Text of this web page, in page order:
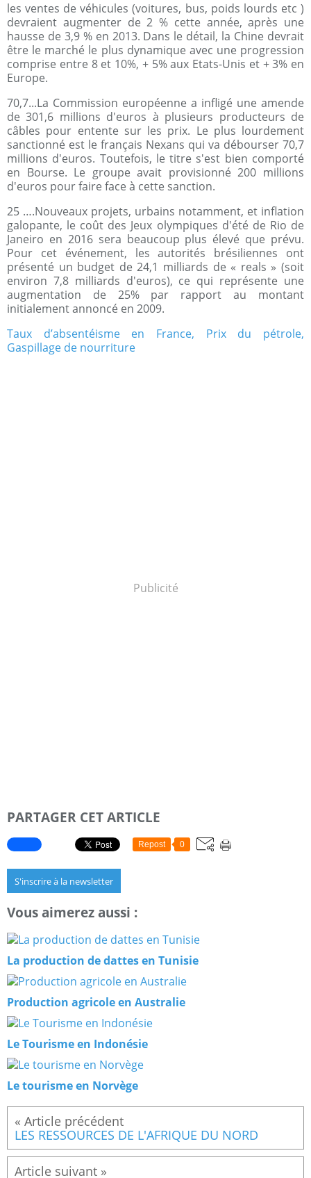
les ventes de véhicules (voitures, bus, poids lourds etc )
devraient augmenter de 2 % cette année, après une
hausse de 3,9 % en 2013. Dans le détail, la Chine devrait
être le marché le plus dynamique avec une progression
comprise entre 8 et 10%, + 5% aux Etats-Unis et + 3% en
Europe.
70,7...La Commission européenne a infligé une amende
de 301,6 millions d'euros à plusieurs producteurs de
câbles pour entente sur les prix. Le plus lourdement
sanctionné est le français Nexans qui va débourser 70,7
millions d'euros. Toutefois, le titre s'est bien comporté
en Bourse. Le groupe avait provisionné 200 millions
d'euros pour faire face à cette sanction.
25 ….Nouveaux projets, urbains notamment, et inflation
galopante, le coût des Jeux olympiques d'été de Rio de
Janeiro en 2016 sera beaucoup plus élevé que prévu.
Pour cet événement, les autorités brésiliennes ont
présenté un budget de 24,1 milliards de « reals » (soit
environ 7,8 milliards d'euros), ce qui représente une
augmentation de 25% par rapport au montant
initialement annoncé en 2009.
Taux d’absentéisme en France, Prix du pétrole,
Gaspillage de nourriture
Publicité
PARTAGER CET ARTICLE
Repost 0
S'inscrire à la newsletter
Vous aimerez aussi :
La production de dattes en Tunisie
Production agricole en Australie
Le Tourisme en Indonésie
Le tourisme en Norvège
LES RESSOURCES DE L'AFRIQUE DU NORD